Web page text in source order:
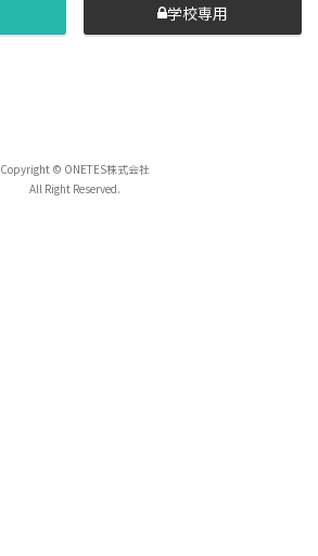
学校専用
Copyright © ONETES株式会社
All Right Reserved.